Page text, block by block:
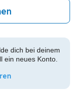
dich bei deinem
ein neues Konto.